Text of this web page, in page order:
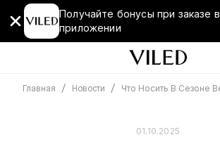
Получайте бонусы при заказе в
приложении
Главная / Новости /
01.10.2025